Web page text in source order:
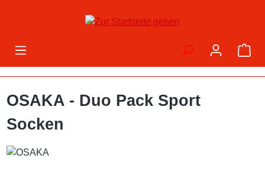
Zum Hauptinhalt springen
OSAKA - Duo Pack Sport
Socken